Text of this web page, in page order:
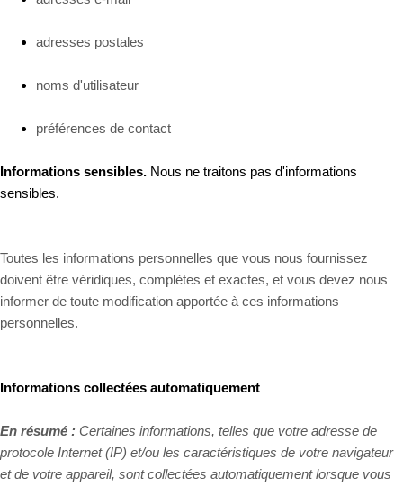
adresses postales
noms d'utilisateur
préférences de contact
Informations sensibles. Nous ne traitons pas d'informations
sensibles.
Toutes les informations personnelles que vous nous fournissez
doivent être véridiques, complètes et exactes, et vous devez nous
informer de toute modification apportée à ces informations
personnelles.
Informations collectées automatiquement
En résumé : Certaines informations, telles que votre adresse de
protocole Internet (IP) et/ou les caractéristiques de votre navigateur
et de votre appareil, sont collectées automatiquement lorsque vous